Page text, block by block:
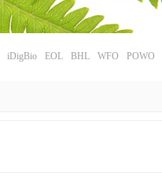
iDigBio EOL BHL WFO POWO